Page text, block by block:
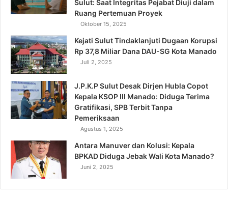
Sulut: Saat Integritas Pejabat Diuji dalam
Ruang Pertemuan Proyek
Oktober 15, 2025
Kejati Sulut Tindaklanjuti Dugaan Korupsi
Rp 37,8 Miliar Dana DAU-SG Kota Manado
Juli 2, 2025
J.P.K.P Sulut Desak Dirjen Hubla Copot
Kepala KSOP III Manado: Diduga Terima
Gratifikasi, SPB Terbit Tanpa
Pemeriksaan
Agustus 1, 2025
Antara Manuver dan Kolusi: Kepala
BPKAD Diduga Jebak Wali Kota Manado?
Juni 2, 2025